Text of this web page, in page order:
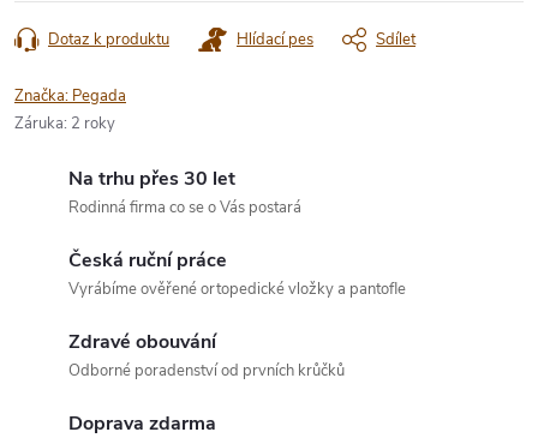
Dotaz k produktu Hlídací pes Sdílet
Značka: Pegada
Záruka: 2 roky
Na trhu přes 30 let
Rodinná firma co se o Vás postará
Česká ruční práce
Vyrábíme ověřené ortopedické vložky a pantofle
Zdravé obouvání
Odborné poradenství od prvních krůčků
Doprava zdarma